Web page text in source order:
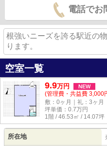
電話でお
根強いニーズを誇る駅近の
ります。
空室一覧
9.9万円 NEW
(管理費・共益費 3,000
敷：0ヶ月｜礼：3ヶ月
坪単価： 0.7万円
1階 / 46.53㎡ / 14.07坪
所在地